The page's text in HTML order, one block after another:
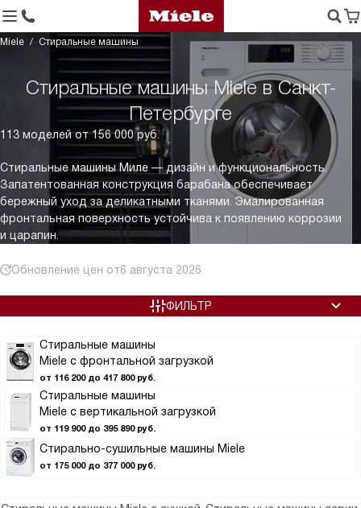
Miele Стиральные машины
Стиральные машины Miele в Санкт-
Петербурге
113 моделей от 156 000 руб.
Стиральные машины Миле — дизайн и функциональность.
Запатентованная конструкция барабана обеспечивает
бережный уход за деликатными тканями. Эмалированная
фронтальная поверхность устойчива к появлению коррозии
и царапин.
Обновление цен от6 августа 2026
Стиральные машины
Miele с фронтальной загрузкой
от 116 200 до 417 800 руб.
Стиральные машины
Miele с вертикальной загрузкой
от 119 900 до 395 890 руб.
Стирально-сушильные машины Miele
от 175 000 до 377 000 руб.
ФИЛЬТР